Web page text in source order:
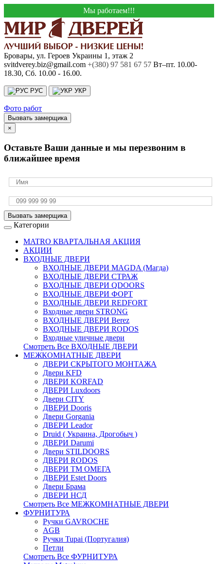
Мы работаем!!!
Бровары, ул. Героев Украины 1, этаж 2
svitdverey.biz@gmail.com +(380) 97 581 67 57 Вт–пт. 10.00-
18.30, Сб. 10.00 - 16.00.
РУС УКР
Фото работ
Вызвать замерщика
×
Оставьте Ваши данные и мы перезвоним в
ближайшее время
Вызвать замерщика
Категории
MATRO КВАРТАЛЬНАЯ АКЦИЯ
АКЦИИ
ВХОДНЫЕ ДВЕРИ
ВХОДНЫЕ ДВЕРИ МAGDA (Магда)
ВХОДНЫЕ ДВЕРИ СТРАЖ
ВХОДНЫЕ ДВЕРИ QDOORS
ВХОДНЫЕ ДВЕРИ ФОРТ
ВХОДНЫЕ ДВЕРИ REDFORT
Входные двери STRONG
ВХОДНЫЕ ДВЕРИ Berez
ВХОДНЫЕ ДВЕРИ RODOS
Входные уличные двери
Смотреть Все ВХОДНЫЕ ДВЕРИ
МЕЖКОМНАТНЫЕ ДВЕРИ
ДВЕРИ СКРЫТОГО МОНТАЖА
Двери KFD
ДВЕРИ KORFAD
ДВЕРИ Luxdoors
Двери CITY
ДВЕРИ Dooris
Двери Gorgania
ДВЕРИ Leador
Druid ( Украина, Дрогобыч )
ДВЕРИ Darumi
Двери STILDOORS
ДВЕРИ RODOS
ДВЕРИ ТМ ОМЕГА
ДВЕРИ Estet Doors
Двери Брама
ДВЕРИ НСД
Смотреть Все МЕЖКОМНАТНЫЕ ДВЕРИ
ФУРНИТУРА
Ручки GAVROCHE
AGB
Ручки Tupai (Португалия)
Петли
Смотреть Все ФУРНИТУРА